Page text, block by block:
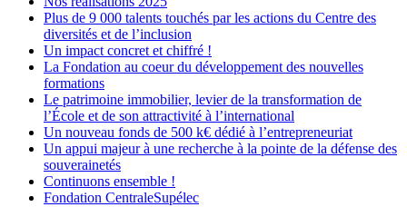
Plus de 9 000 talents touchés par les actions du Centre des
diversités et de l’inclusion
Un impact concret et chiffré !
La Fondation au coeur du développement des nouvelles
formations
Le patrimoine immobilier, levier de la transformation de
l’École et de son attractivité à l’international
Un nouveau fonds de 500 k€ dédié à l’entrepreneuriat
Un appui majeur à une recherche à la pointe de la défense des
souverainetés
Continuons ensemble !
Fondation CentraleSupélec